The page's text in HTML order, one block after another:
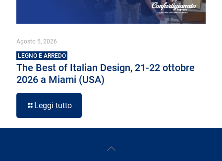
Agosto 5, 2026
LEGNO E ARREDO
The Best of Italian Design, 21-22 ottobre
2026 a Miami (USA)
Leggi tutto